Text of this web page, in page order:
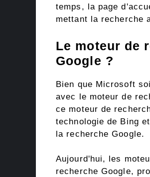
temps, la page
mettant la recherche
Le moteur de
Google ?
Bien que Microsoft
avec le moteur de
ce moteur de
technologie de Bing
la recherche Google.
Aujourd'hui, les
recherche Google,